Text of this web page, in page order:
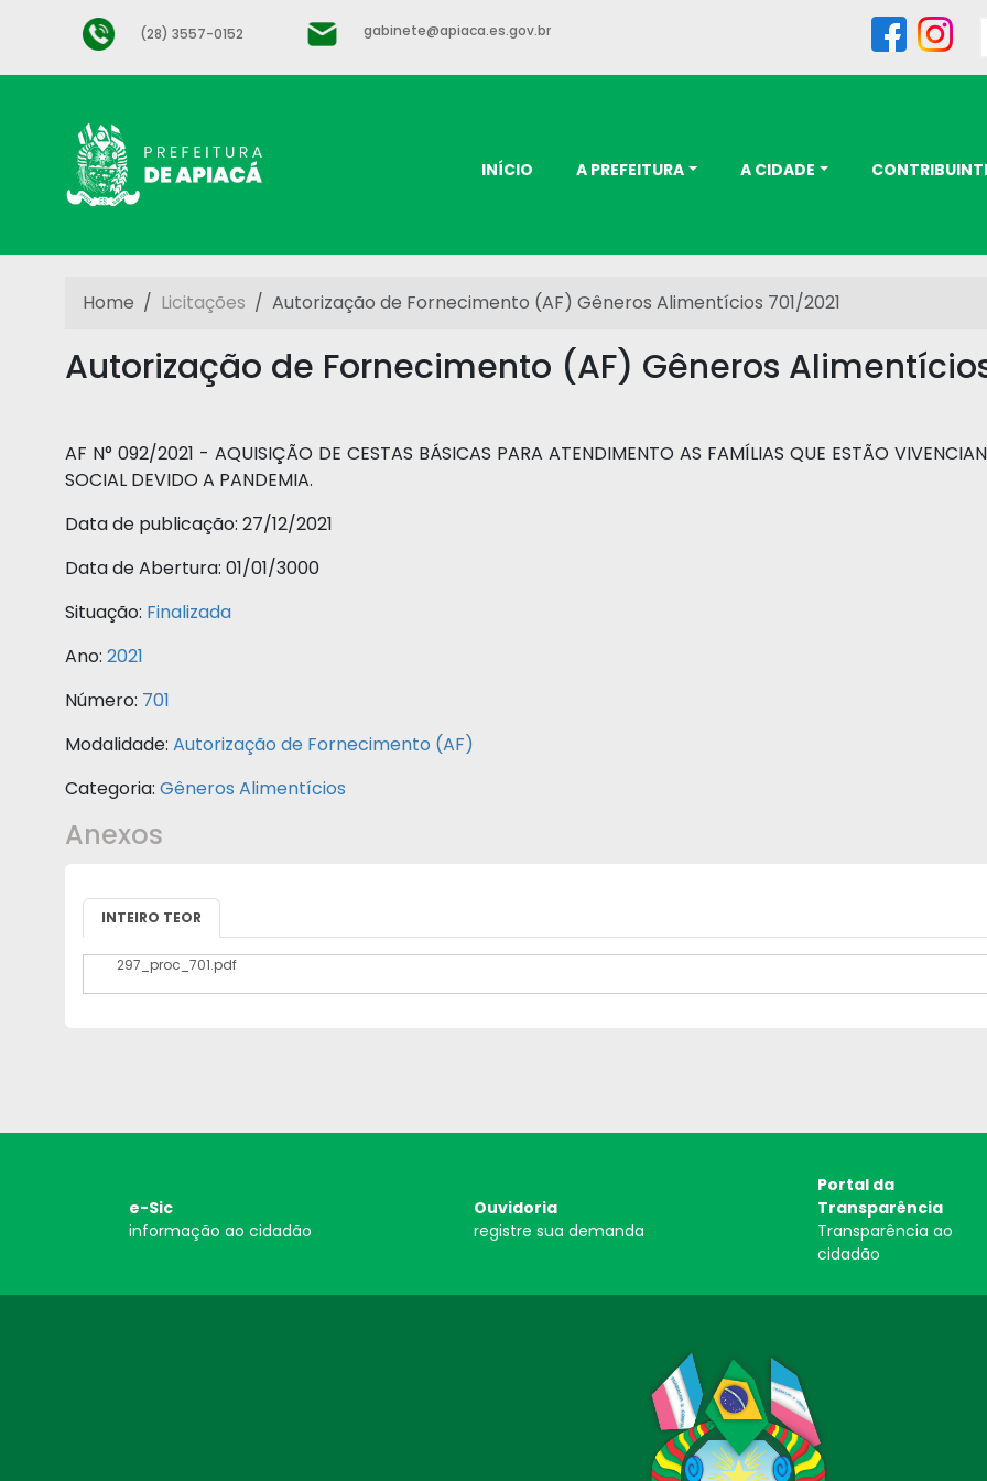
(28) 3557-0152 gabinete@apiaca.es.gov.br
INÍCIO A PREFEITURA A CIDADE
Home Licitações Autorização de Fornecimento (AF) Gêneros Alimentícios 701/2021
Autorização de Fornecimento (AF) Gêneros
AF N° 092/2021 - AQUISIÇÃO DE CESTAS BÁSICAS PARA ATENDIMENTO AS FAMÍLIAS QUE ESTÃO
SOCIAL DEVIDO A PANDEMIA.
Data de publicação: 27/12/2021
Data de Abertura: 01/01/3000
Situação: Finalizada
Ano: 2021
Número: 701
Modalidade: Autorização de Fornecimento (AF)
Categoria: Gêneros Alimentícios
Anexos
INTEIRO TEOR
297_proc_701.pdf
e-Sic
informação ao cidadão
Ouvidoria
registre sua demanda
Portal da
Transparência
Transparência ao
cidadão